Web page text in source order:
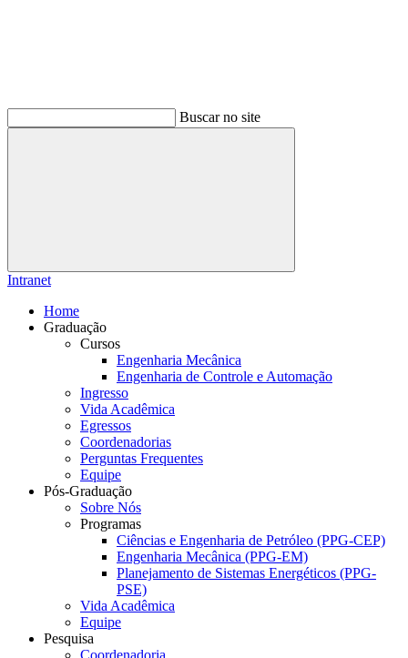
Buscar no site
Buscar
Intranet
Home
Graduação
Cursos
Engenharia Mecânica
Engenharia de Controle e Automação
Ingresso
Vida Acadêmica
Egressos
Coordenadorias
Perguntas Frequentes
Equipe
Pós-Graduação
Sobre Nós
Programas
Ciências e Engenharia de Petróleo (PPG-CEP)
Engenharia Mecânica (PPG-EM)
Planejamento de Sistemas Energéticos (PPG-
PSE)
Vida Acadêmica
Equipe
Pesquisa
Coordenadoria